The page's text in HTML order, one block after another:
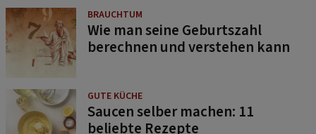
BRAUCHTUM
Wie man seine Geburtszahl
berechnen und verstehen kann
GUTE KÜCHE
Saucen selber machen: 11
beliebte Rezepte